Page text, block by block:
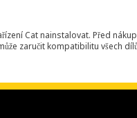
Cat nainstalovat. Před
zaručit kompatibilitu všech